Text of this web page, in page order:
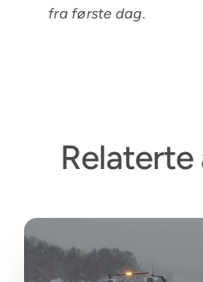
fra første dag.